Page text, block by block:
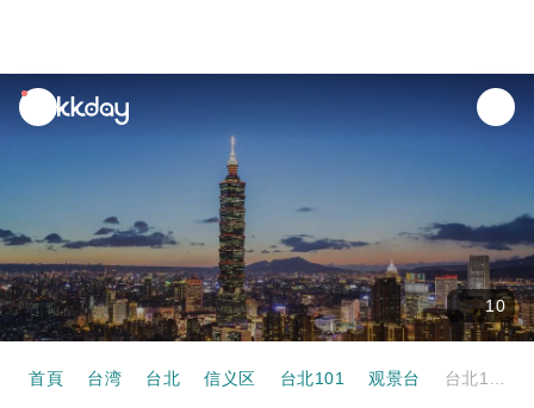
unread
notifications
10
首頁 台湾 台北 信义区 台北101 观景台